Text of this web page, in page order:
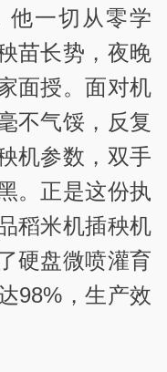
他一切从零学
苗长势，夜晚
面授。面对机
不气馁，反复
机参数，双手
。正是这份执
稻米机插秧机
硬盘微喷灌育
98% ，生产效